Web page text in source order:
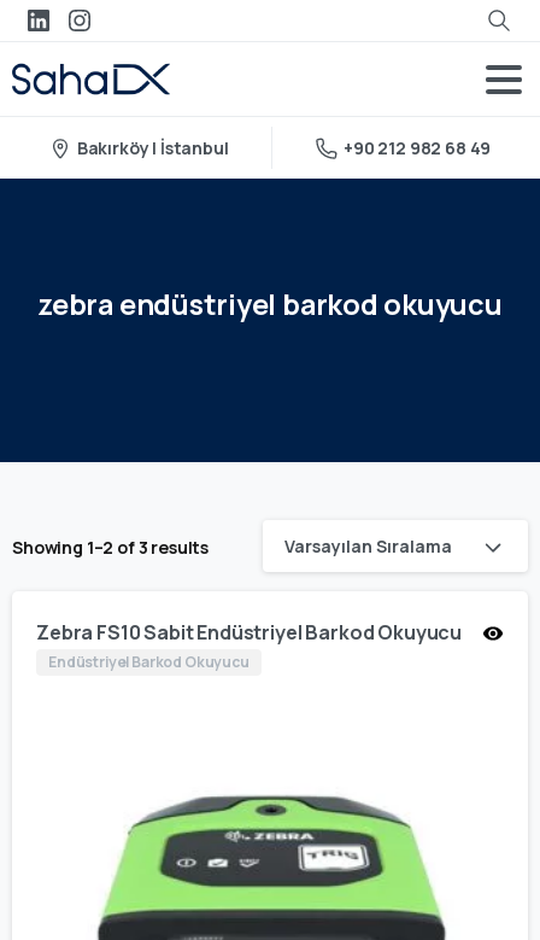
Bakırköy | İstanbul +90 212 982 68 49
zebra endüstriyel barkod okuyucu
Showing 1–2 of 3 results Varsayılan Sıralama
Zebra FS10 Sabit Endüstriyel Barkod Okuyucu
Endüstriyel Barkod Okuyucu